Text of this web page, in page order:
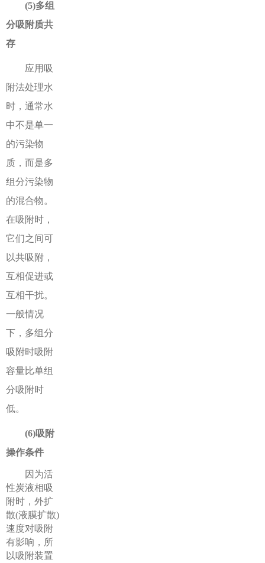
(5)多组
分吸附质共
存
应用吸
附法处理水
时，通常水
中不是单一
的污染物
质，而是多
组分污染物
的混合物。
在吸附时，
它们之间可
以共吸附，
互相促进或
互相干扰。
一般情况
下，多组分
吸附时吸附
容量比单组
分吸附时
低。
(6)吸附
操作条件
因为活
性炭液相吸
附时，外扩
散(液膜扩散)
速度对吸附
有影响，所
以吸附装置